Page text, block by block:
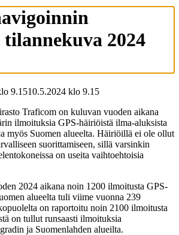
2024
9.1510.5.2024 klo 9.15
Traficom on kuluvan vuoden aikana
ilmoituksia GPS-häiriöistä ilma-aluksista
myös Suomen alueelta. Häiriöillä ei ole ollut
suorittamiseen, sillä varsinkin
on useita vaihtoehtoisia
2024 aikana noin 1200 ilmoitusta GPS-
alueelta tuli viime vuonna 239
on raportoitu noin 2100 ilmoitusta
on tullut runsaasti ilmoituksia
ja Suomenlahden alueilta.